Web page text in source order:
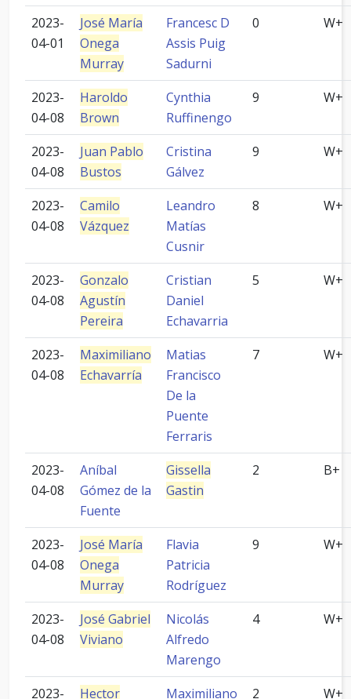
2023-
04-01
José María
Onega
Murray
Francesc D
Assis Puig
Sadurni
0 W+
2023-
04-08
Haroldo
Brown
Cynthia
Ruffinengo
9 W+
2023-
04-08
Juan Pablo
Bustos
Cristina
Gálvez
9 W+
2023-
04-08
Camilo
Vázquez
Leandro
Matías
Cusnir
8 W+
2023-
04-08
Gonzalo
Agustín
Pereira
Cristian
Daniel
Echavarria
5 W+
2023-
04-08
Maximiliano
Echavarría
Matias
Francisco
De la
Puente
Ferraris
7 W+
2023-
04-08
Aníbal
Gómez de la
Fuente
Gissella
Gastin
2 B+
2023-
04-08
José María
Onega
Murray
Flavia
Patricia
Rodríguez
9 W+
2023-
04-08
José Gabriel
Viviano
Nicolás
Alfredo
Marengo
4 W+
2023- Hector Maximiliano 2 W+